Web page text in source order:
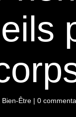
Bien-Être |0